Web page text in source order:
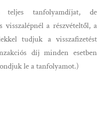
teljes tanfolyamdíjat, de
a részvételtől, a
tudjuk a visszafizetést
díj minden esetben
le a tanfolyamot.)